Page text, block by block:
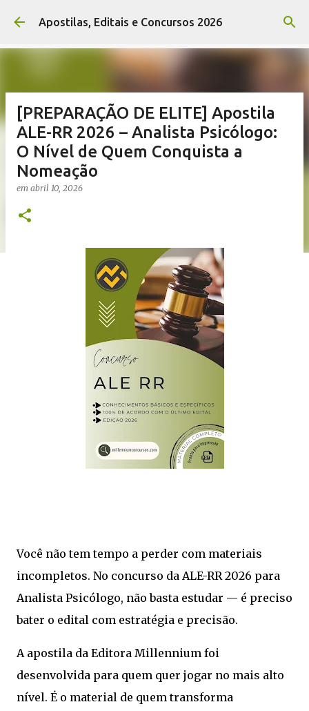
Pular para o conteúdo principal
Apostilas, Editais e Concursos 2026
[PREPARAÇÃO DE ELITE] Apostila
ALE-RR 2026 – Analista Psicólogo:
O Nível de Quem Conquista a
Nomeação
em abril 10, 2026
Você não tem tempo a perder com materiais
incompletos. No concurso da ALE-RR 2026 para
Analista Psicólogo, não basta estudar — é preciso
bater o edital com estratégia e precisão.
A apostila da Editora Millennium foi
desenvolvida para quem quer jogar no mais alto
nível. É o material de quem transforma